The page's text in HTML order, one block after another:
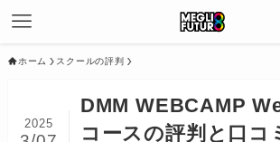
ホーム スクールの評判
DMM WEBCAMP
コースの評判と口コ
2025